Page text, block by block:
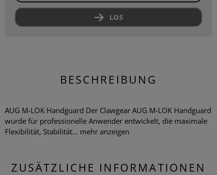
LOS
BESCHREIBUNG
AUG M-LOK Handguard Der Clawgear AUG M-LOK Handguard
wurde für professionelle Anwender entwickelt, die maximale
Flexibilität, Stabilität... mehr anzeigen
ZUSÄTZLICHE INFORMATIONEN